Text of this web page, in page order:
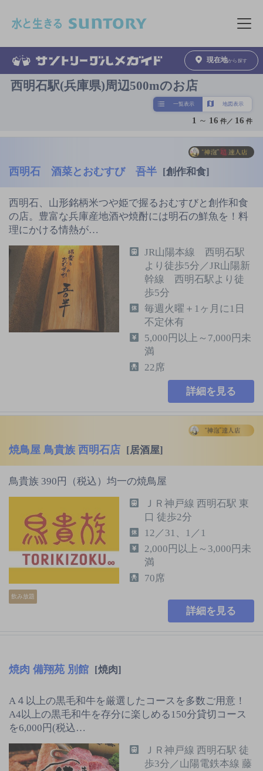
メニュ
現在地から探す
西明石駅(兵庫県)周辺500mのお店
一覧表示 地図表示
1 ～ 16 件／ 16 件
西明石 酒菜とおむすび 吾半 [創作和食]
西明石、山形銘柄米つや姫で握るおむすびと創作和食
の店。豊富な兵庫産地酒や焼酎には明石の鮮魚を！料
理にかける情熱が…
JR山陽本線 西明石駅
より徒歩5分／JR山陽新
幹線 西明石駅より徒
歩5分
毎週火曜＋1ヶ月に1日
不定休有
5,000円以上～7,000円未
満
22席
詳細を見る
焼鳥屋 鳥貴族 西明石店 [居酒屋]
鳥貴族 390円（税込）均一の焼鳥屋
飲み放題
ＪＲ神戸線 西明石駅 東
口 徒歩2分
12／31、1／1
2,000円以上～3,000円未
満
70席
詳細を見る
焼肉 備翔苑 別館 [焼肉]
A４以上の黒毛和牛を厳選したコースを多数ご用意！
A4以上の黒毛和牛を存分に楽しめる150分貸切コース
を6,000円(税込…
ＪＲ神戸線 西明石駅 徒
歩3分／山陽電鉄本線 藤